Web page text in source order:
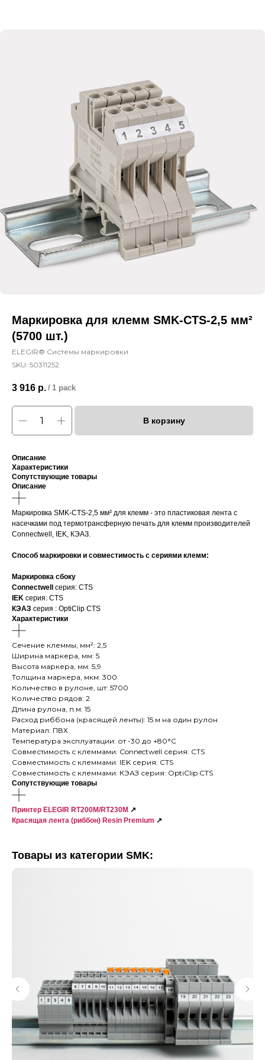
Маркировка для клемм SMK-CTS-2,5 мм²
(5700 шт.)
ELEGIR® Системы маркировки
SKU: 50311252
3 916 р. / 1 pack
В корзину
Описание
Характеристики
Сопутствующие товары
Описание
Маркировка SMK-CTS-2,5 мм² для клемм - это пластиковая лента с
насечками под термотрансферную печать для клемм производителей
Connectwell, IEK, КЭАЗ.
Способ маркировки и совместимость с сериями клемм:
Маркировка сбоку
Connectwell серия: CTS
IEK серия: CTS
КЭАЗ серия : OptiClip CTS
Характеристики
Сечение клеммы, мм²: 2,5
Ширина маркера, мм: 5
Высота маркера, мм: 5,9
Толщина маркера, мкм: 300
Количество в рулоне, шт: 5700
Количество рядов: 2
Длина рулона, п.м: 15
Расход риббона (красящей ленты): 15 м на один рулон
Материал: ПВХ
Температура эксплуатации: от -30 до +80°C
Совместимость с клеммами: Connectwell серия: CTS
Совместимость с клеммами: IEK серия: CTS
Совместимость с клеммами: КЭАЗ серия: OptiClip CTS
Сопутствующие товары
Принтер ELEGIR RT200M/RT230M ↗
Красящая лента (риббон) Resin Premium ↗
Товары из категории SMK: